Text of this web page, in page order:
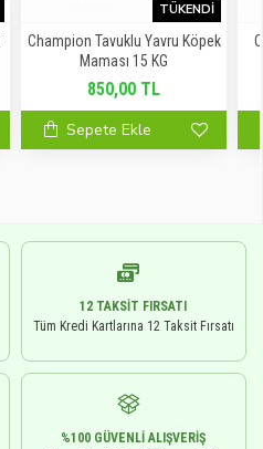
TÜKENDI
Champion Tavuklu Yavru Köpek
Maması 15 KG
850,00 TL
Sepete Ekle
12 TAKSIT FIRSATI
Tüm Kredi Kartlarına 12 Taksit Fırsatı
%100 GÜVENLI ALIŞVERIŞ